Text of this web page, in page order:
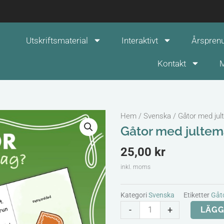
Utskriftsmaterial Interaktivt
Kontakt
Hem /Svenska / Gåtor med
Gåtor med
25,00 kr
inkl. moms
KategoriSvenska Etiketter
-
med
+